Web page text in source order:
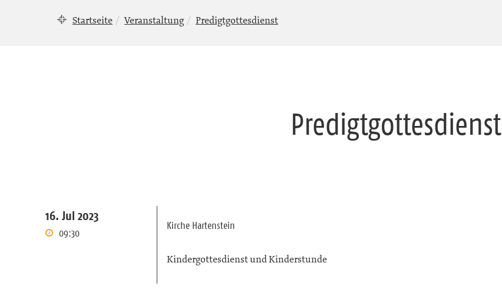
Startseite Veranstaltung Predigtgottesdienst
Predigtgottesdienst
16. Jul 2023
09:30
Kirche Hartenstein
Kindergottesdienst und Kinderstunde